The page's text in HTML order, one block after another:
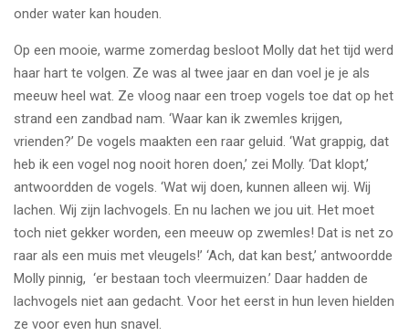
onder water kan houden.
Op een mooie, warme zomerdag besloot Molly dat het tijd werd
haar hart te volgen. Ze was al twee jaar en dan voel je je als
meeuw heel wat. Ze vloog naar een troep vogels toe dat op het
strand een zandbad nam. ‘Waar kan ik zwemles krijgen,
vrienden?’ De vogels maakten een raar geluid. ‘Wat grappig, dat
heb ik een vogel nog nooit horen doen,’ zei Molly. ‘Dat klopt,’
antwoordden de vogels. ‘Wat wij doen, kunnen alleen wij. Wij
lachen. Wij zijn lachvogels. En nu lachen we jou uit. Het moet
toch niet gekker worden, een meeuw op zwemles! Dat is net zo
raar als een muis met vleugels!’ ‘Ach, dat kan best,’ antwoordde
Molly pinnig, ‘er bestaan toch vleermuizen.’ Daar hadden de
lachvogels niet aan gedacht. Voor het eerst in hun leven hielden
ze voor even hun snavel.